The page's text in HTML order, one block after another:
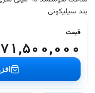
بند سیلیکونی
قیمت
۷۱,۵۰۰,۰۰۰